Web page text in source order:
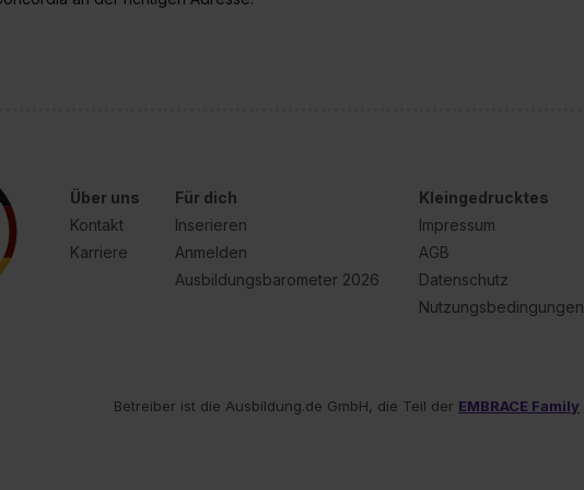
Über uns
Kontakt
Karriere
Für dich
Inserieren
Anmelden
Ausbildungsbarometer 2026
Kleingedrucktes
Impressum
AGB
Datenschutz
Nutzungsbedingungen
Betreiber ist die Ausbildung.de GmbH, die Teil der EMBRACE Family